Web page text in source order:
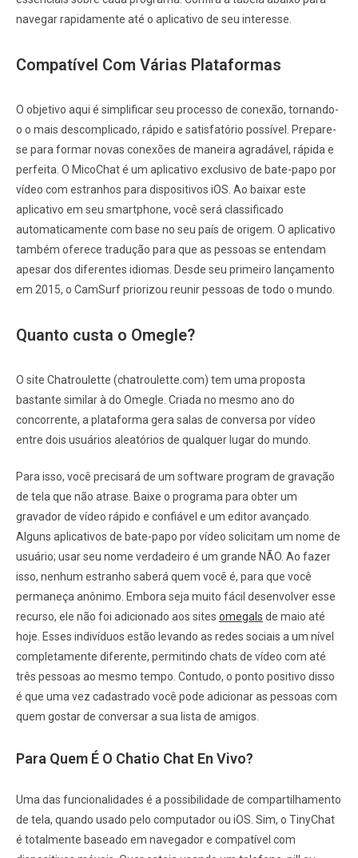
navegar rapidamente até o aplicativo de seu interesse.
Compatível Com Várias Plataformas
O objetivo aqui é simplificar seu processo de conexão, tornando-
o o mais descomplicado, rápido e satisfatório possível. Prepare-
se para formar novas conexões de maneira agradável, rápida e
perfeita. O MicoChat é um aplicativo exclusivo de bate-papo por
vídeo com estranhos para dispositivos iOS. Ao baixar este
aplicativo em seu smartphone, você será classificado
automaticamente com base no seu país de origem. O aplicativo
também oferece tradução para que as pessoas se entendam
apesar dos diferentes idiomas. Desde seu primeiro lançamento
em 2015, o CamSurf priorizou reunir pessoas de todo o mundo.
Quanto custa o Omegle?
O site Chatroulette (chatroulette.com) tem uma proposta
bastante similar à do Omegle. Criada no mesmo ano do
concorrente, a plataforma gera salas de conversa por vídeo
entre dois usuários aleatórios de qualquer lugar do mundo.
Para isso, você precisará de um software program de gravação
de tela que não atrase. Baixe o programa para obter um
gravador de vídeo rápido e confiável e um editor avançado.
Alguns aplicativos de bate-papo por vídeo solicitam um nome de
usuário; usar seu nome verdadeiro é um grande NÃO. Ao fazer
isso, nenhum estranho saberá quem você é, para que você
permaneça anônimo. Embora seja muito fácil desenvolver esse
recurso, ele não foi adicionado aos sites omegals de maio até
hoje. Esses indivíduos estão levando as redes sociais a um nível
completamente diferente, permitindo chats de vídeo com até
três pessoas ao mesmo tempo. Contudo, o ponto positivo disso
é que uma vez cadastrado você pode adicionar as pessoas com
quem gostar de conversar a sua lista de amigos.
Para Quem É O Chatio Chat En Vivo?
Uma das funcionalidades é a possibilidade de compartilhamento
de tela, quando usado pelo computador ou iOS. Sim, o TinyChat
é totalmente baseado em navegador e compatível com